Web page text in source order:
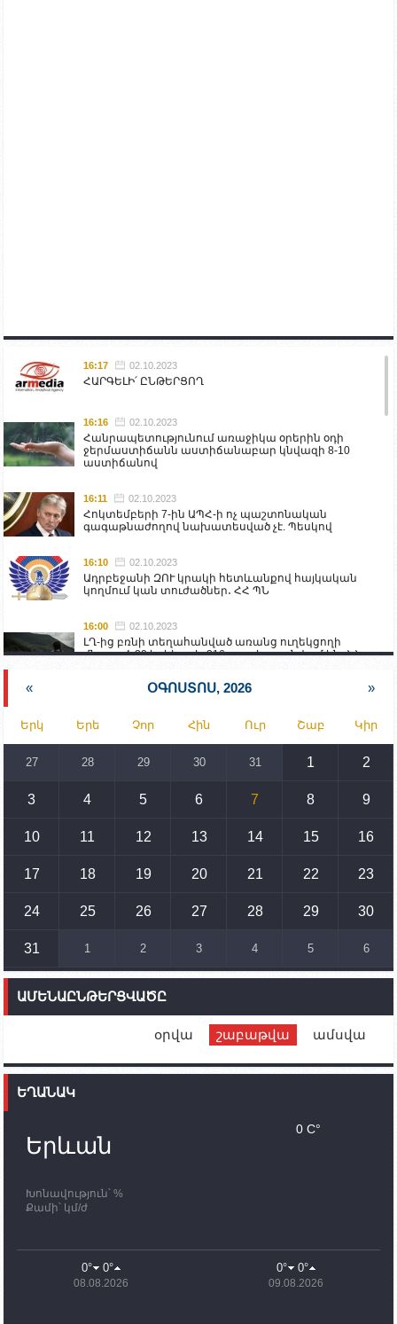
16:17 02.10.2023
ՀԱՐԳԵԼԻ՛ ԸՆԹԵՐՑՈՂ
16:16 02.10.2023
Հանրապետությունում առաջիկա օրերին օդի
ջերմաստիճանն աստիճանաբար կնվազի 8-10
աստիճանով
16:11 02.10.2023
Հոկտեմբերի 7-ին ԱՊՀ-ի ոչ պաշտոնական
գագաթնաժողով նախատեսված չէ. Պեսկով
16:10 02.10.2023
Ադրբեջանի ԶՈՒ կրակի հետևանքով հայկական
կողմում կան տուժածներ․ ՀՀ ՊՆ
16:00 02.10.2023
ԼՂ-ից բռնի տեղահանված առանց ուղեկցողի
մնացած 20 երեխա և 216 տարեց գտնվում են ՀՀ
նախարարության հոգածության ներքո
Իրանը կողմ է տարածաշրջանի համար շահավետ
տրանսպորտային հաղորդակցությունների
զարգացմանը, սակայն ոչ՝ միջազգային
սահմանների փոփոխությանը
15:10 02.10.2023
սպառնալիքները կասեցնելու համար. իսպանացի
պատգամավորը Գորիսում է
14:54 02.10.2023
տեղակայված հայկական դիրքերի անձնակազմի
ունեն. կիպրոսցի խորհրդարանականը՝ Ալեն
Ֆրանսիայի ԱԳ նախարարը կայցելի Հայաստան
պատասխանատուներ կմնան ԼՂ-ում՝ մինչև
որոնողափրկարարական աշխատանքների
11:03
ՄԱԿ-ի առաքելությունը շատ, շատ, շատ օգտակար
Ադրբեջանի փոխվարչապետն այսօր կմեկնի
Ստեփանակերտ
« ՕԳՈՍՏՈՍ, 2026 »
Երկ Երե Չոր Հին Ուր Շաբ Կիր
27 28 29 30 31 1 2
3 4 5 6 7 8 9
10 11 12 13 14 15 16
17 18 19 20 21 22 23
24 25 26 27 28 29 30
31 1 2 3 4 5 6
ԱՄԵՆԱԸՆԹԵՐՑՎԱԾԸ
օրվա շաբաթվա ամսվա
ԵՂԱՆԱԿ
Երևան
Խոնավություն՝ %
Քամի՝ կմ/ժ
0 C°
0° 0°
08.08.2026
0° 0°
09.08.2026